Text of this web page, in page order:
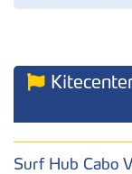
Surf Hub Cabo